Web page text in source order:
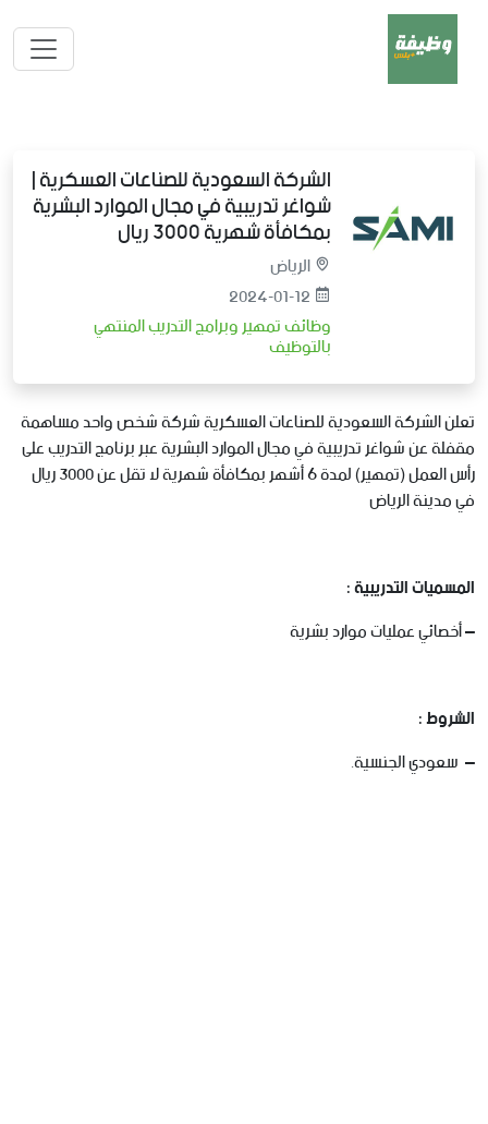
الشركة السعودية للصناعات العسكرية |
شواغر تدريبية في مجال الموارد البشرية
بمكافأة شهرية 3000 ريال
الرياض
2024-01-12
وظائف تمهير وبرامج التدريب المنتهي
بالتوظيف
تعلن الشركة السعودية للصناعات العسكرية شركة شخص واحد مساهمة
مقفلة عن شواغر تدريبية في مجال الموارد البشرية عبر برنامج التدريب على
رأس العمل (تمهير) لمدة 6 أشهر بمكافأة شهرية لا تقل عن 3000 ريال
في مدينة الرياض
المسميات التدريبية :
– أخصائي عمليات موارد بشرية
الشروط :
– سعودي الجنسية.